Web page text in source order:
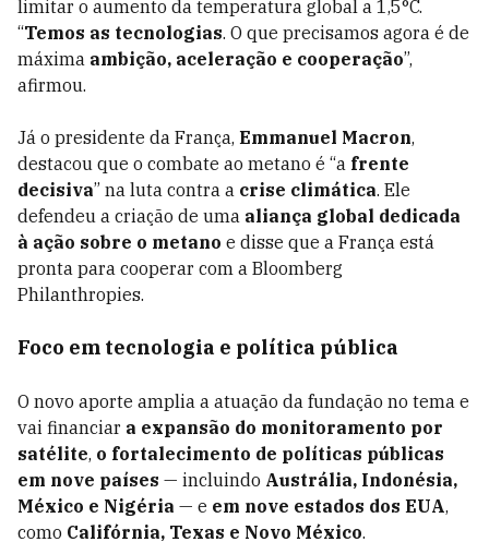
limitar o aumento da temperatura global a 1,5°C.
“Temos as tecnologias. O que precisamos agora é de
máxima ambição, aceleração e cooperação”,
afirmou.
Já o presidente da França, Emmanuel Macron,
destacou que o combate ao metano é “a frente
decisiva” na luta contra a crise climática. Ele
defendeu a criação de uma aliança global dedicada
à ação sobre o metano e disse que a França está
pronta para cooperar com a Bloomberg
Philanthropies.
Foco em tecnologia e política pública
O novo aporte amplia a atuação da fundação no tema e
vai financiar a expansão do monitoramento por
satélite, o fortalecimento de políticas públicas
em nove países — incluindo Austrália, Indonésia,
México e Nigéria — e em nove estados dos EUA,
como Califórnia, Texas e Novo México.